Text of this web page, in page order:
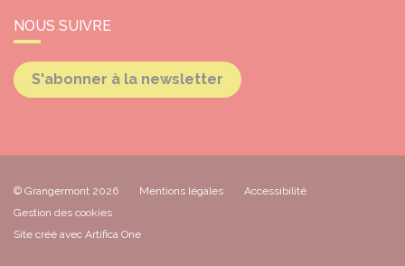
NOUS SUIVRE
S'abonner à la newsletter
© Grangermont 2026 Mentions légales
Accessibilité
Gestion des cookies
Site créé avec Artifica One